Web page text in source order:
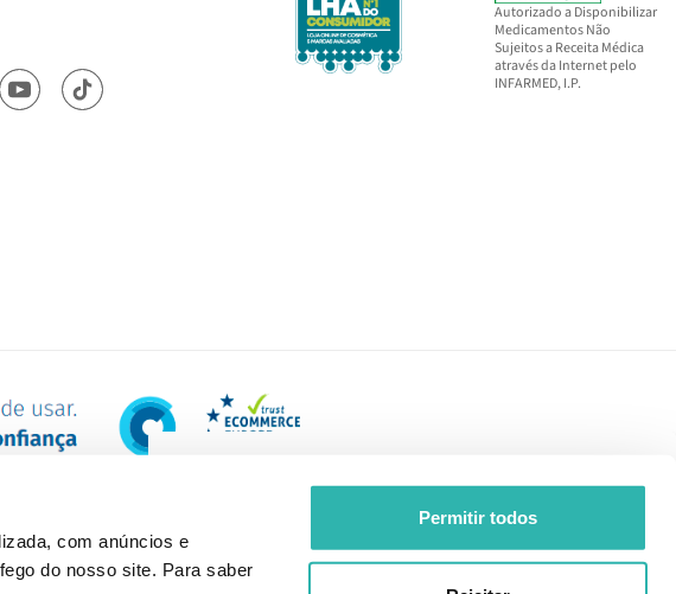
com anúncios e
do nosso site. Para saber
Permitir todos
Autorizado a Disponibilizar
Medicamentos Não
Sujeitos a Receita Médica
através da Internet pelo
INFARMED, I.P.